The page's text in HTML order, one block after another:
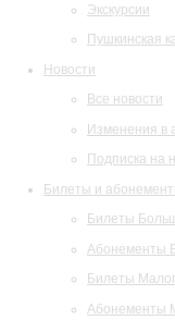
Экскурсии
Пушкинская
Новости
Все новости
Изменения в
Подписка на
Билеты и
Билеты
Абонементы
Билеты
Абонементы